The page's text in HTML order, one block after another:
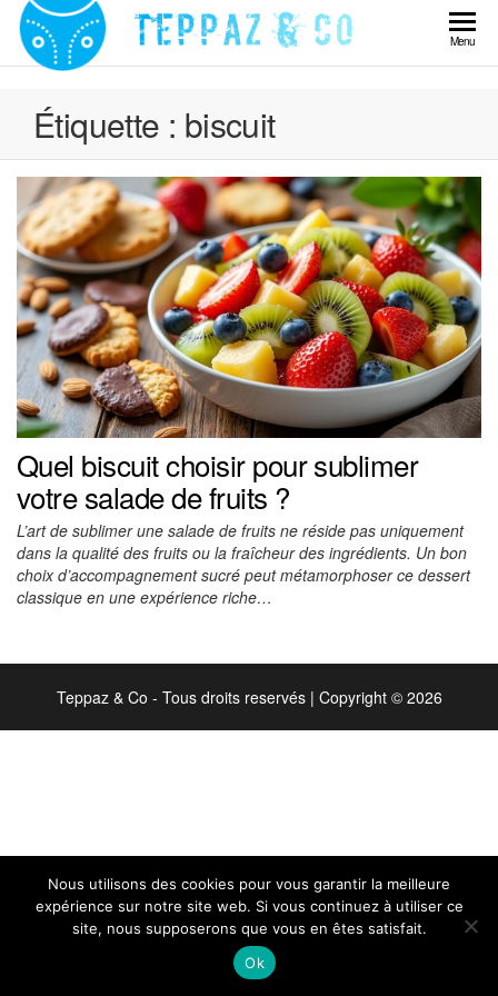
Skip
content
Teppaz
Menu
Étiquette : biscuit
Quel biscuit choisir pour sublimer
votre salade de fruits ?
L’art de sublimer une salade de fruits ne réside pas uniquement
dans la qualité des fruits ou la fraîcheur des ingrédients. Un bon
choix d’accompagnement sucré peut métamorphoser ce dessert
classique en une expérience riche…
Teppaz & Co - Tous droits reservés | Copyright © 2026
Nous utilisons des cookies pour vous garantir la meilleure
expérience sur notre site web. Si vous continuez à utiliser ce
site, nous supposerons que vous en êtes satisfait.
Ok